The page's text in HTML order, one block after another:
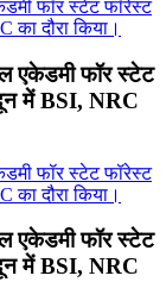
एकेडमी फॉर स्टेट
में BSI, NRC
एकेडमी फॉर स्टेट
में BSI, NRC